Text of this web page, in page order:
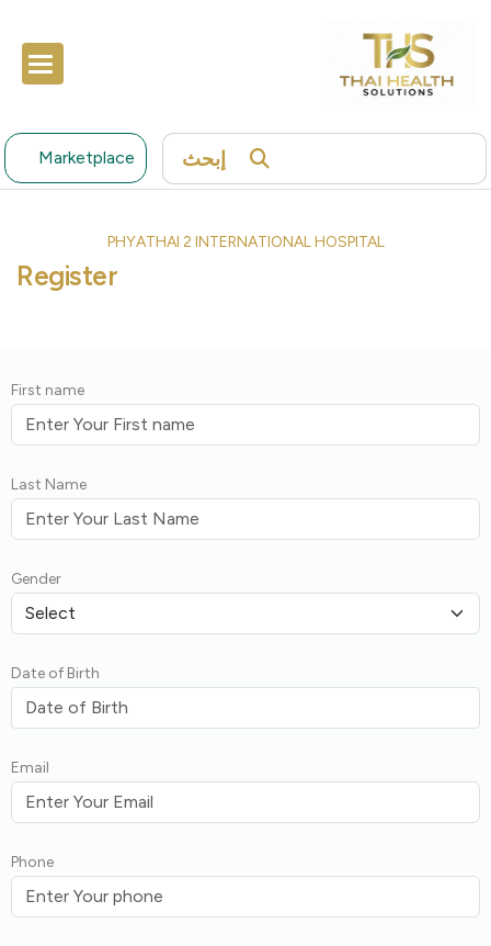
Marketplace إبحث
PHYATHAI 2 INTERNATIONAL HOSPITAL
Register
First name
Last Name
Gender
Date of Birth
Email
Phone